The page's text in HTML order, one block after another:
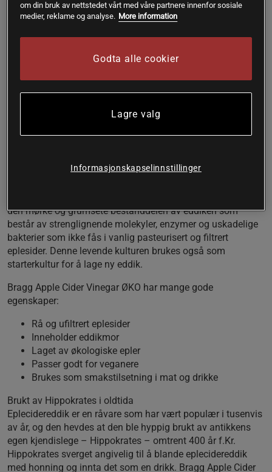
Bragg Apple Cider Vinegar ØKO er ufiltrert, uoppvarmet og
Med stort bruksområde
er laget av friske, økologiske epler og har et stort
bruksområde. Dette er en eplecidereddik med naturlig god
og grønnsaker, men kan også røres ut i et glass vann eller
dryppes over popcorn, pommes frites og potetgull for en
Inneholder også eddikmor
den mørke og grumsete bestanddelen av eddiken som
består av strenglignende molekyler, enzymer og uskadelige
bakterier som ikke fås i vanlig pasteurisert og filtrert
eplesider. Denne levende kulturen brukes også som
starterkultur for å lage ny eddik.
Bragg Apple Cider Vinegar ØKO har mange gode
egenskaper:
Rå og ufiltrert eplesider
Inneholder eddikmor
Laget av økologiske epler
Passer godt for veganere
Brukes som smakstilsetning i mat og drikke
Brukt av Hippokrates i oldtida
Eplecidereddik er en råvare som har vært populær i tusenvis
av år, og den hevdes at den ble hyppig brukt av antikkens
egen kjendislege – Hippokrates – omtrent 400 år f.Kr.
Hippokrates sverget angivelig til å blande eplecidereddik
med honning og innta det som en drikk. Bragg Apple Cider
om din bruk av nettstedet vårt med våre partnere innenfor sosiale
medier, reklame og analyse. More information
Godta alle cookier
Lagre valg
Informasjonskapselinnstillinger